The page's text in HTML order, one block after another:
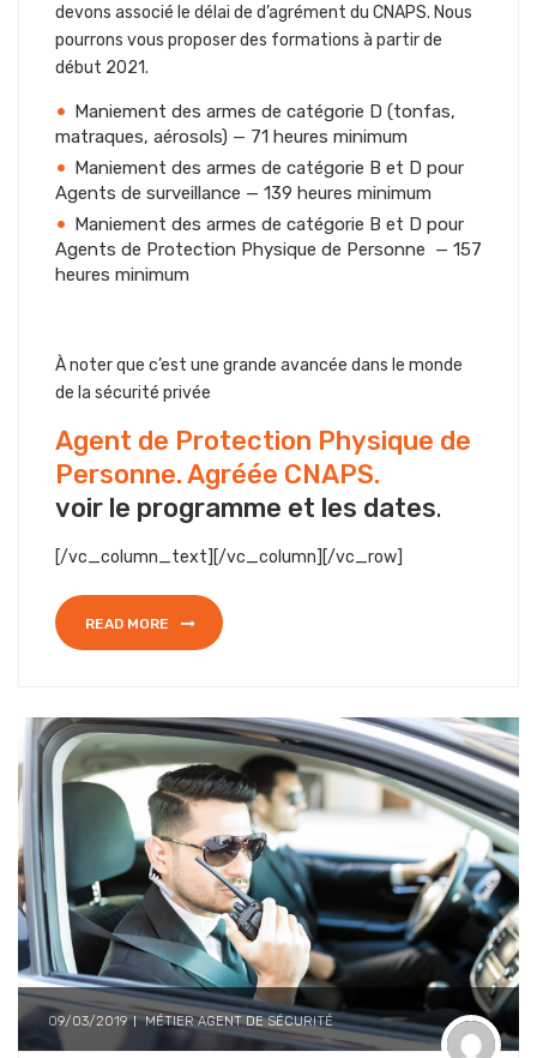
devons associé le délai de d’agrément du CNAPS. Nous
pourrons vous proposer des formations à partir de
début 2021.
Maniement des armes de catégorie D (tonfas,
matraques, aérosols) — 71 heures minimum
Maniement des armes de catégorie B et D pour
Agents de surveillance — 139 heures minimum
Maniement des armes de catégorie B et D pour
Agents de Protection Physique de Personne — 157
heures minimum
À noter que c’est une grande avancée dans le monde
de la sécurité privée
Agent de Protection Physique de
Personne. Agréée CNAPS.
voir le programme et les dates.
[/vc_column_text][/vc_column][/vc_row]
READ MORE
09/03/2019 MÉTIER AGENT DE SÉCURITÉ